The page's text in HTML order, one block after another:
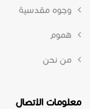
وجوه مقدسية
هموم
من نحن
معلومات الاتصال